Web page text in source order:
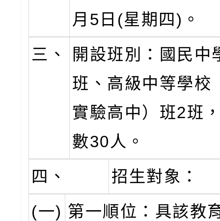
月5日(星期四)。
三、
開設班別：國民中
班、高級中等學校
實驗高中）班2班
數30人。
四、
招生對象：
(一) 第一順位：具該教